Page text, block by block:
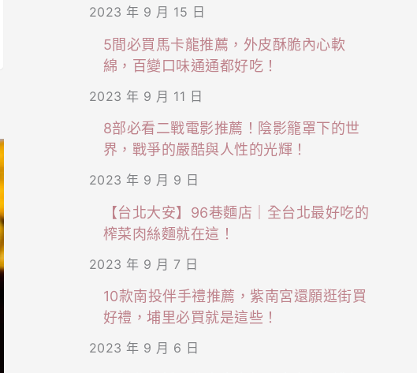
2023 年 9 月 15 日
5間必買馬卡龍推薦，外皮酥脆內心軟
綿，百變口味通通都好吃！
2023 年 9 月 11 日
8部必看二戰電影推薦！陰影籠罩下的世
界，戰爭的嚴酷與人性的光輝！
2023 年 9 月 9 日
【台北大安】96巷麵店｜全台北最好吃的
榨菜肉絲麵就在這！
2023 年 9 月 7 日
10款南投伴手禮推薦，紫南宮還願逛街買
好禮，埔里必買就是這些！
2023 年 9 月 6 日